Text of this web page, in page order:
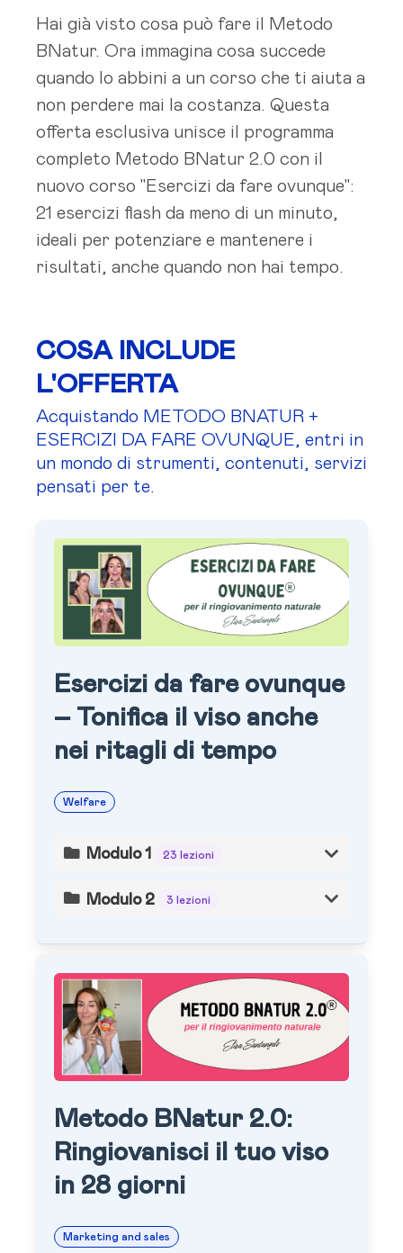
Hai già visto cosa può fare il Metodo
BNatur. Ora immagina cosa succede
quando lo abbini a un corso che ti aiuta a
non perdere mai la costanza. Questa
offerta esclusiva unisce il programma
completo Metodo BNatur 2.0 con il
nuovo corso "Esercizi da fare ovunque":
21 esercizi flash da meno di un minuto,
ideali per potenziare e mantenere i
risultati, anche quando non hai tempo.
COSA INCLUDE
L'OFFERTA
Acquistando METODO BNATUR +
ESERCIZI DA FARE OVUNQUE, entri in
un mondo di strumenti, contenuti, servizi
pensati per te.
Esercizi da fare ovunque
– Tonifica il viso anche
nei ritagli di tempo
Welfare
Modulo 1 23 lezioni
Modulo 2 3 lezioni
Metodo BNatur 2.0:
Ringiovanisci il tuo viso
in 28 giorni
Marketing and sales